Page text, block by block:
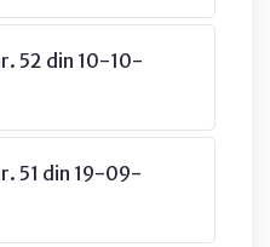
52 din 10-10-
51 din 19-09-